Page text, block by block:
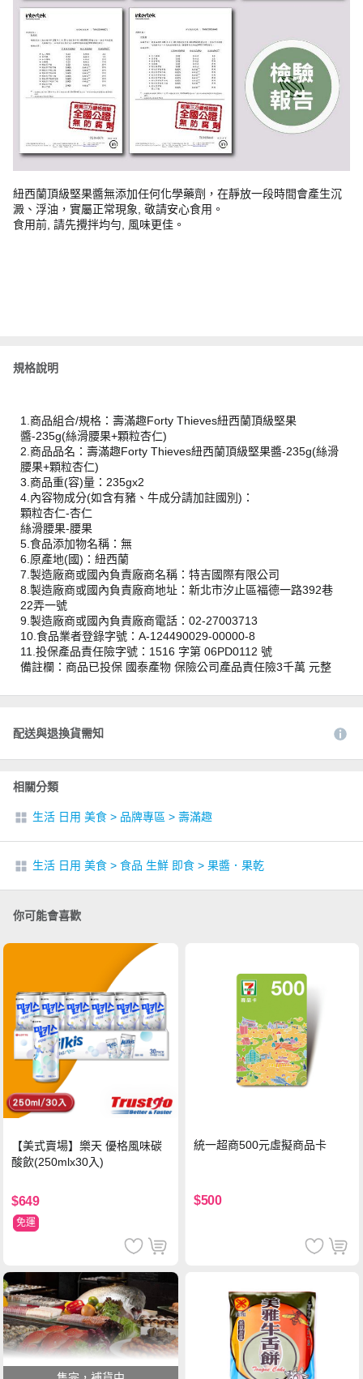
紐西蘭頂級堅果醬無添加任何化學藥劑，在靜放一段時間會產生沉
澱、浮油，實屬正常現象, 敬請安心食用。
食用前, 請先攪拌均勻, 風味更佳。
規格說明
1.商品組合/規格：壽滿趣Forty Thieves紐西蘭頂級堅果
醬-235g(絲滑腰果+顆粒杏仁)
2.商品品名：壽滿趣Forty Thieves紐西蘭頂級堅果醬-235g(絲滑
腰果+顆粒杏仁)
3.商品重(容)量：235gx2
4.內容物成分(如含有豬、牛成分請加註國別)：
顆粒杏仁-杏仁
絲滑腰果-腰果
5.食品添加物名稱：無
6.原產地(國)：紐西蘭
7.製造廠商或國內負責廠商名稱：特吉國際有限公司
8.製造廠商或國內負責廠商地址：新北市汐止區福德一路392巷
22弄一號
9.製造廠商或國內負責廠商電話：02-27003713
10.食品業者登錄字號：A-124490029-00000-8
11.投保產品責任險字號：1516 字第 06PD0112 號
備註欄：商品已投保 國泰產物 保險公司產品責任險3千萬 元整
配送與退換貨需知
相關分類
生活 日用 美食 > 品牌專區 > 壽滿趣
生活 日用 美食 > 食品 生鮮 即食 > 果醬．果乾
你可能會喜歡
【美式賣場】樂天 優格風味碳
酸飲(250mlx30入)
$649
免運
統一超商500元虛擬商品卡
$500